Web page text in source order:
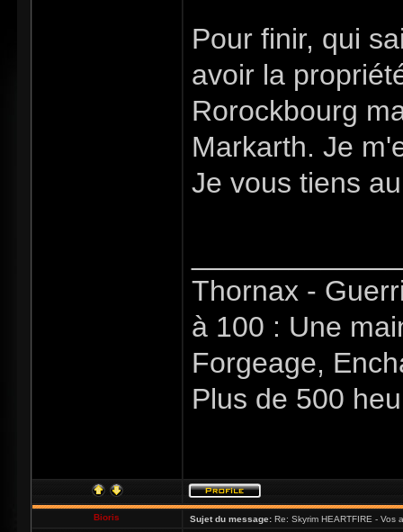
Pour finir, qui
avoir la
Rorockbourg
Markarth. Je
Je vous tiens
Thornax -
à 100 : Une
Forgeage,
Plus de 500
Bioris Sujet du message: Re: Skyrim HEARTFIRE - Vos